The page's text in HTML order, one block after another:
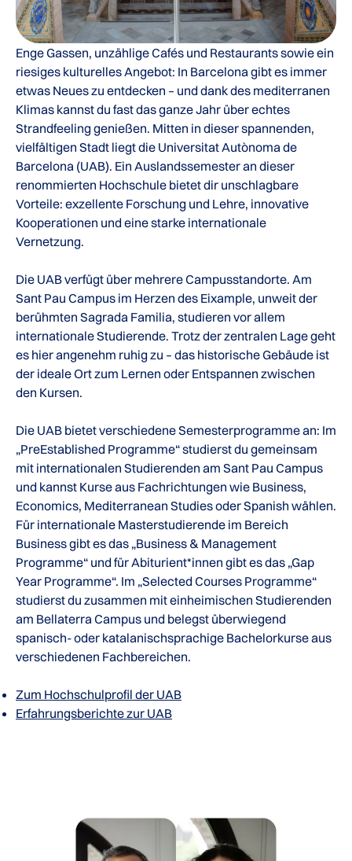
Enge Gassen, unzählige Cafés und Restaurants sowie ein
riesiges kulturelles Angebot: In Barcelona gibt es immer
etwas Neues zu entdecken – und dank des mediterranen
Klimas kannst du fast das ganze Jahr über echtes
Strandfeeling genießen. Mitten in dieser spannenden,
vielfältigen Stadt liegt die Universitat Autònoma de
Barcelona (UAB). Ein Auslandssemester an dieser
renommierten Hochschule bietet dir unschlagbare
Vorteile: exzellente Forschung und Lehre, innovative
Kooperationen und eine starke internationale
Vernetzung.
Die UAB verfügt über mehrere Campusstandorte. Am
Sant Pau Campus im Herzen des Eixample, unweit der
berühmten Sagrada Familia, studieren vor allem
internationale Studierende. Trotz der zentralen Lage geht
es hier angenehm ruhig zu – das historische Gebäude ist
der ideale Ort zum Lernen oder Entspannen zwischen
den Kursen.
Die UAB bietet verschiedene Semesterprogramme an: Im
„PreEstablished Programme“ studierst du gemeinsam
mit internationalen Studierenden am Sant Pau Campus
und kannst Kurse aus Fachrichtungen wie Business,
Economics, Mediterranean Studies oder Spanish wählen.
Für internationale Masterstudierende im Bereich
Business gibt es das „Business & Management
Programme“ und für Abiturient*innen gibt es das „Gap
Year Programme“. Im „Selected Courses Programme“
studierst du zusammen mit einheimischen Studierenden
am Bellaterra Campus und belegst überwiegend
spanisch- oder katalanischsprachige Bachelorkurse aus
verschiedenen Fachbereichen.
Zum Hochschulprofil der UAB
Erfahrungsberichte zur UAB